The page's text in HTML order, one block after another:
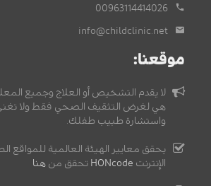
00963114414026
info@childclinic.net
موقعنا:
لا يقدم التشخيص أو العلاج وجميع
هي لغرض التثقيف الصحي فقط ولا
واستشارة طبيب طفلك.
يحقق معايير الهيئة العالمية للمواقع
الإنترنت HONcode تحقق من هنا